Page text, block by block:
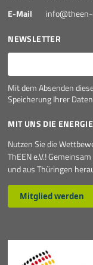
E-Mail
NEWSLETTER
E-Mail*
Mit dem Absenden
Speicherung Ihrer
MIT UNS DIE
Nutzen Sie die
ThEEN e.V.!
und aus Thüringen
Mitglied werden